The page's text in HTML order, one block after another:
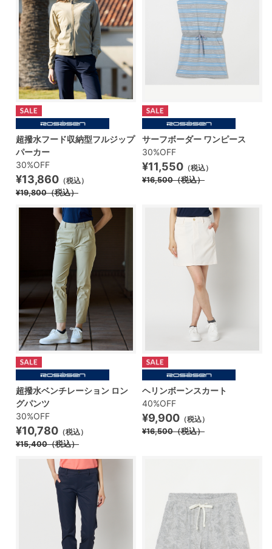
超撥水フード収納型フルジップ
パーカー
30%OFF
¥13,860 （税込）
¥19,800（税込）
サーフボーダー ワンピース
30%OFF
¥11,550 （税込）
¥16,500（税込）
超撥水ベンチレーション ロン
グパンツ
30%OFF
¥10,780 （税込）
¥15,400（税込）
ヘリンボーンスカート
40%OFF
¥9,900 （税込）
¥16,500（税込）